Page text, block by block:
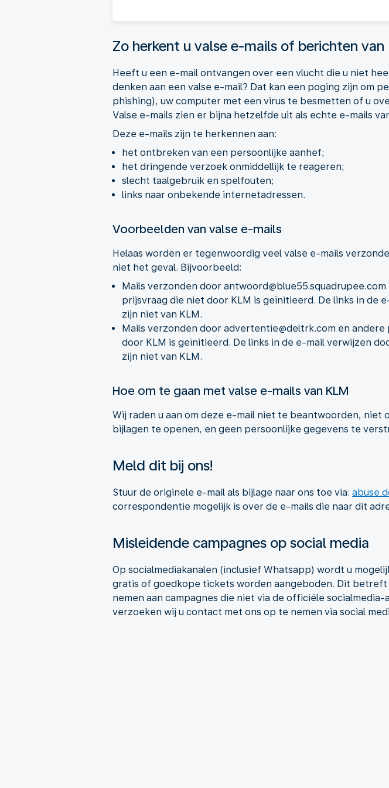
Zo herkent u valse e-mails of berichten van
Heeft u een e-mail ontvangen over een vlucht die u niet
denken aan een valse e-mail? Dat kan een poging zijn om
phishing), uw computer met een virus te besmetten of u
Valse e-mails zien er bijna hetzelfde uit als echte e-mails
Deze e-mails zijn te herkennen aan:
het ontbreken van een persoonlijke aanhef;
het dringende verzoek onmiddellijk te reageren;
slecht taalgebruik en spelfouten;
links naar onbekende internetadressen.
Voorbeelden van valse e-mails
Helaas worden er tegenwoordig veel valse e-mails
niet het geval. Bijvoorbeeld:
Mails verzonden door
prijsvraag die niet door KLM is geïnitieerd. De links in de
zijn niet van KLM.
Mails verzonden door advertentie@deltrk.com en
door KLM is geïnitieerd. De links in de e-mail verwijzen
zijn niet van KLM.
Hoe om te gaan met valse e-mails van KLM
Wij raden u aan om deze e-mail niet te beantwoorden,
bijlagen te openen, en geen persoonlijke gegevens te
Meld dit bij ons!
Stuur de originele e-mail als bijlage naar ons toe via:
correspondentie mogelijk is over de e-mails die naar dit
Misleidende campagnes op social media
Op socialmediakanalen (inclusief Whatsapp) wordt u
gratis of goedkope tickets worden aangeboden. Dit betreft
nemen aan campagnes die niet via de officiële
verzoeken wij u contact met ons op te nemen via social